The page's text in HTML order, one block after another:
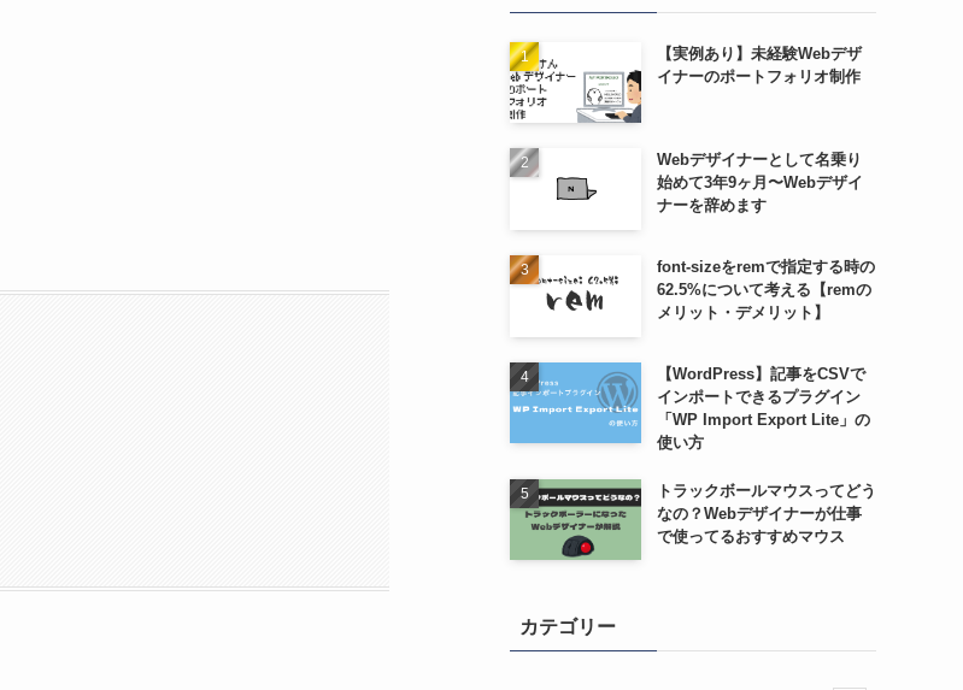
【実例あり】未経験Webデザ
イナーのポートフォリオ制作
Webデザイナーとして名乗り
始めて3年9ヶ月〜Webデザイ
ナーを辞めます
font-sizeをremで指定する時の
62.5%について考える【remの
メリット・デメリット】
【WordPress】記事をCSVで
インポートできるプラグイン
「WP Import Export Lite」の
使い方
トラックボールマウスってどう
なの？Webデザイナーが仕事
で使ってるおすすめマウス
カテゴリー